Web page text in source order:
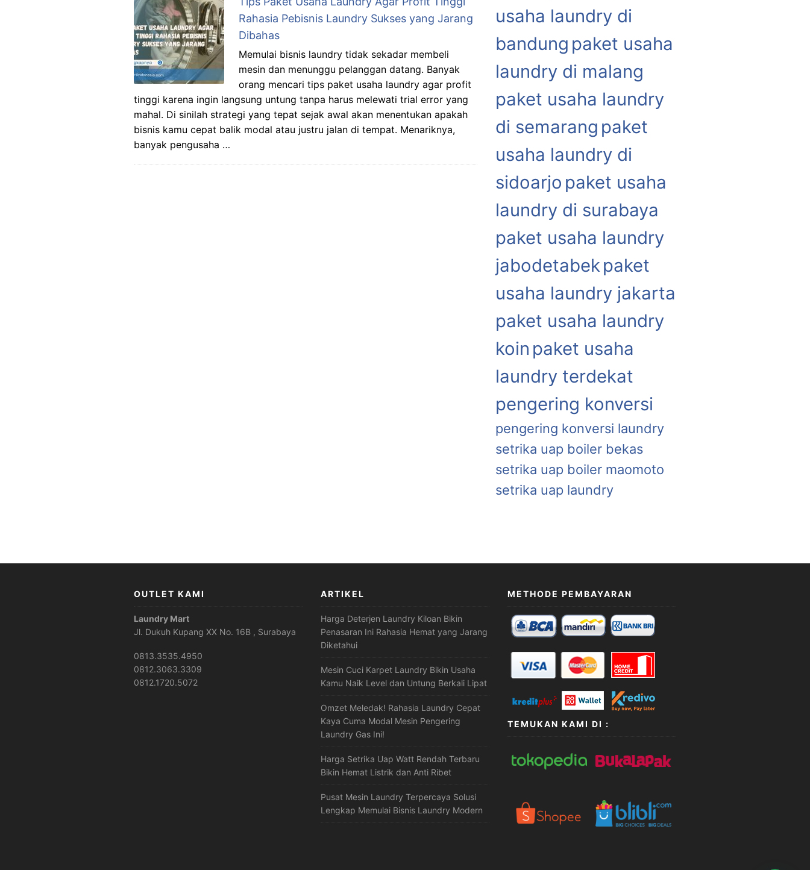
Rahasia Pebisnis Laundry Sukses yang Jarang
Dibahas
Memulai bisnis laundry tidak sekadar membeli
mesin dan menunggu pelanggan datang. Banyak
orang mencari tips paket usaha laundry agar profit
tinggi karena ingin langsung untung tanpa harus melewati trial error yang
mahal. Di sinilah strategi yang tepat sejak awal akan menentukan apakah
bisnis kamu cepat balik modal atau justru jalan di tempat. Menariknya,
banyak pengusaha …
usaha laundry di
bandung paket usaha
laundry di malang
paket usaha laundry
di semarang paket
usaha laundry di
sidoarjo paket usaha
laundry di surabaya
paket usaha laundry
jabodetabekpaket
usaha laundry jakarta
paket usaha laundry
koin paket usaha
laundry terdekat
pengering konversi
pengering konversi laundry
setrika uap boiler bekas
setrika uap boiler maomoto
setrika uap laundry
OUTLET KAMI
Laundry Mart
Jl. Dukuh Kupang XX No. 16B , Surabaya
0813.3535.4950
0812.3063.3309
0812.1720.5072
ARTIKEL
Harga Deterjen Laundry Kiloan Bikin
Penasaran Ini Rahasia Hemat yang Jarang
Diketahui
Mesin Cuci Karpet Laundry Bikin Usaha
Kamu Naik Level dan Untung Berkali Lipat
Omzet Meledak! Rahasia Laundry Cepat
Kaya Cuma Modal Mesin Pengering
Laundry Gas Ini!
Harga Setrika Uap Watt Rendah Terbaru
Bikin Hemat Listrik dan Anti Ribet
Pusat Mesin Laundry Terpercaya Solusi
Lengkap Memulai Bisnis Laundry Modern
METHODE PEMBAYARAN
TEMUKAN KAMI DI :